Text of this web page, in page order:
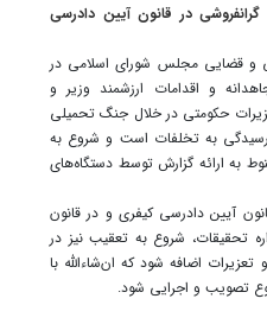
در قانون آیین دادرسی
و قضایی مجلس شورای اسلامی در
و اقدامات ارزشمند وزیر و
حکومتی در خلال جنگ تحمیلی
به تخلفات است و شروع به
به ارائه گزارش توسط دستگاه‌های
آیین دادرسی کیفری و در قانون
تحقیقات، شروع به تعقیب نیز در
اضافه شود که ان‌شاءالله با
تصویب و اجرایی شود.